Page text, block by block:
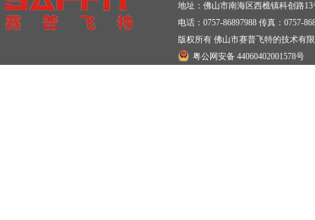
地址：佛山市南海区西樵镇科创路
电话：0757-86897988 传真：0757-
版权所有 佛山市赛普飞特的技术有
粤公网安备 44060402001578号